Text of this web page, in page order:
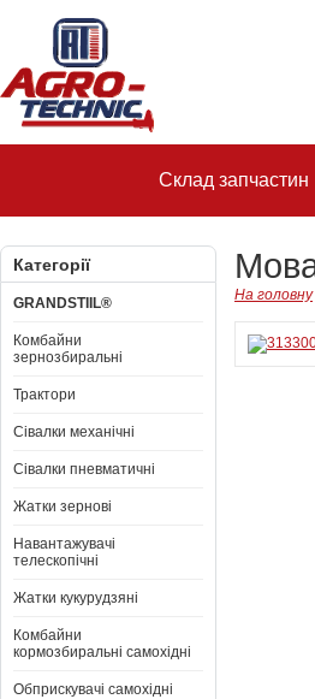
Склад запчастин
Категорії
GRANDSTIIL®
Комбайни
зернозбиральні
Трактори
Сівалки механічні
Сівалки пневматичні
Жатки зернові
Навантажувачі
телескопічні
Жатки кукурудзяні
Комбайни
кормозбиральні самохідні
Обприскувачі самохідні
На головну